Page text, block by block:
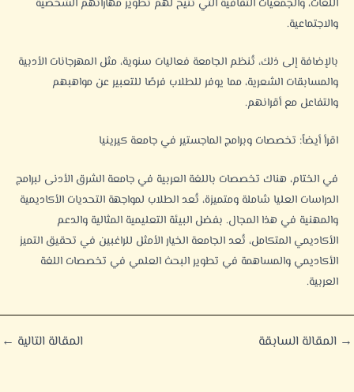
اللغات، والجمعيات الثقافية التي تتيح لهم تطوير مهاراتهم الشخصية
والاجتماعية.
بالإضافة إلى ذلك، تُنظم الجامعة فعاليات سنوية، مثل المهرجانات الأدبية
والمسابقات الشعرية، مما يوفر للطلاب فرصًا للتعبير عن مواهبهم
والتفاعل مع أقرانهم.
اقرأ أيضاً: تخصصات وبرامج الماجستير في جامعة كيرينيا
في الختام، هناك تخصصات باللغة العربية في جامعة الشرق الأدنى لبرامج
الدراسات العليا شاملة ومتميزة، تُعد الطلاب لمواجهة التحديات الأكاديمية
والمهنية في هذا المجال. بفضل البيئة التعليمية المثالية والدعم
الأكاديمي المتكامل، تُعد الجامعة الخيار الأمثل للراغبين في تحقيق التميز
الأكاديمي والمساهمة في تطوير البحث العلمي في تخصصات اللغة
العربية.
→ المقالة السابقة المقالة التالية ←